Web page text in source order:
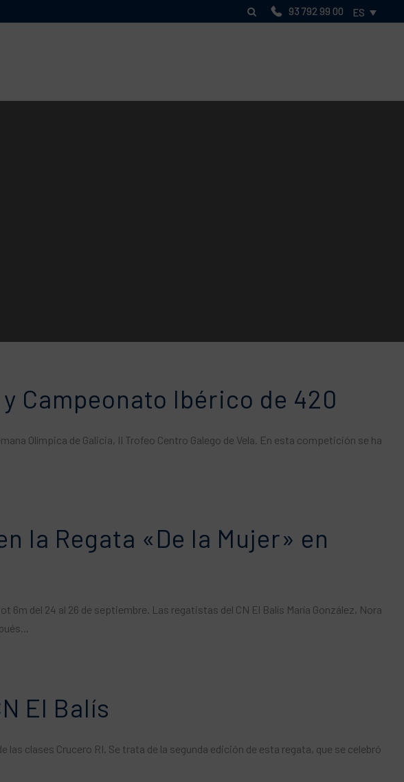
93 792 99 00 ES
Campeonato Ibérico de 420
Olímpica de Galicia, II Trofeo Centro Galego de Vela. En esta competición se ha
la Regata «De la Mujer» en
6m del 24 al 26 de septiembre. Las regatistas del CN ​​El Balís María González, Nora
El Balís
clases Crucero RI. Se trata de la segunda edición de esta regata, que se celebró